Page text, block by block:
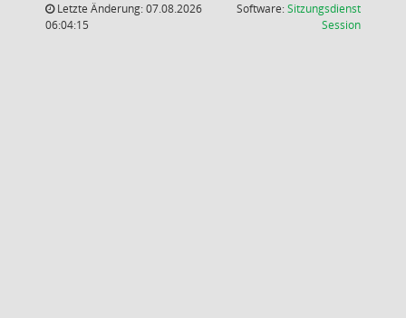
Letzte Änderung: 07.08.2026
06:04:15
Software:Sitzungsdienst
Session(Wird in